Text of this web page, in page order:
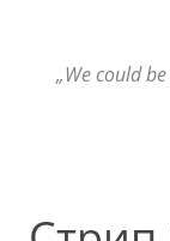
„We could